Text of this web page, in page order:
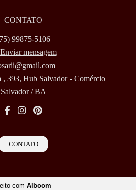
CONTATO
99875-5106
Enviar mensagem
, 393, Hub Salvador - Comércio
Salvador / BA
CONTATO
com Alboom